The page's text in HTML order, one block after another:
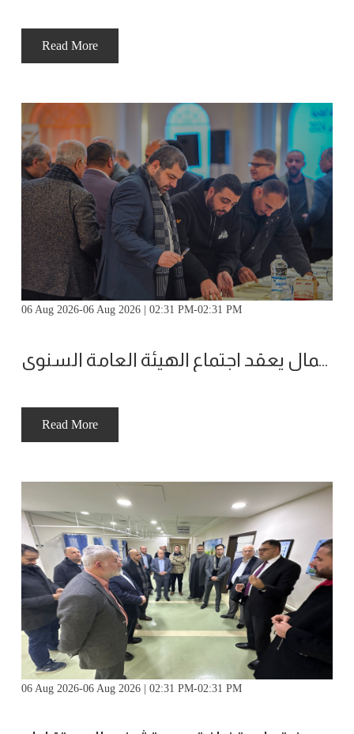
Read More
06 Aug 2026-06 Aug 2026 | 02:31 PM-02:31 PM
ملتقى الاعمال يعقد اجتماع الهيئة العامة السنوي
Read More
06 Aug 2026-06 Aug 2026 | 02:31 PM-02:31 PM